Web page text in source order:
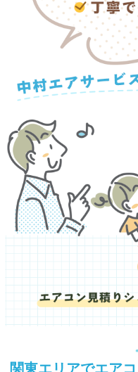
関東エリアでエア